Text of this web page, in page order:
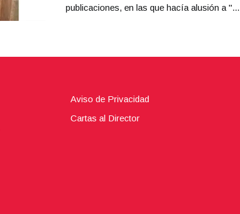
publicaciones, en las que hacía alusión a "...
Aviso de Privacidad
Cartas al Director